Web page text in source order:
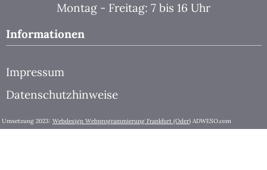
Montag - Freitag: 7 bis 16 Uhr
Informationen
Impressum
Datenschutzhinweise
Umsetzung 2023: Webdesign Webprogrammierung Frankfurt (Oder) ADWESO.com